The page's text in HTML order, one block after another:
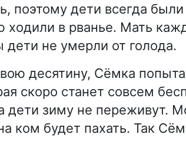
поэтому дети всегда
ходили в рванье. Мать
не умерли от голода.
десятину, Сёмка
скоро станет совсем
дети зиму не переживут.
ком будет пахать. Так